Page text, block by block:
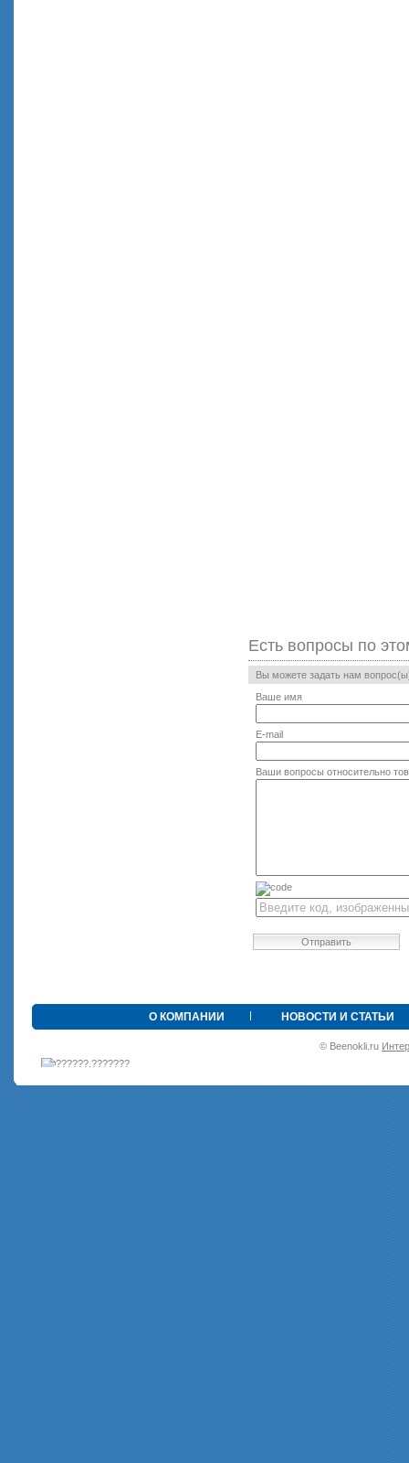
Есть вопросы по
Вы можете задать нам
Ваше имя
E-mail
Ваши вопросы относительно
Отправить
О КОМПАНИИ НОВОСТИ И СТАТЬИ
© Beenokli.ru
•